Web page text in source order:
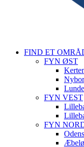
FIND ET
FYN ØST
FYN VEST
FYN
Æbelø